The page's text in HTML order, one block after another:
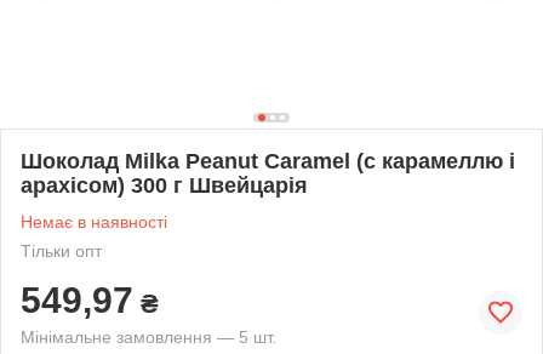
Шоколад Milka Peanut Caramel (c карамеллю і
арахісом) 300 г Швейцарія
Немає в наявності
Тільки опт
549,97 ₴
Мінімальне замовлення — 5 шт.